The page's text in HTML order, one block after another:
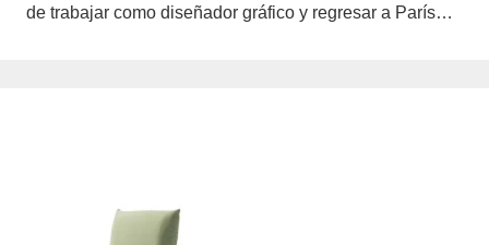
de trabajar como diseñador gráfico y regresar a París…